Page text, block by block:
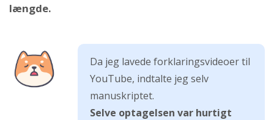
længde.
Da jeg lavede forklaringsvideoer til
YouTube, indtalte jeg selv
manuskriptet.
Selve optagelsen var hurtigt